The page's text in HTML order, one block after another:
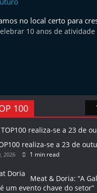
no local certo para
10 anos de atividade
100
realiza-se a 23 de
2026 1 min read
Meat & Doria: “A
um evento chave do setor”